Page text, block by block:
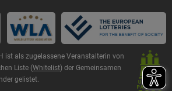
ist als zugelassene Veranstalterin von
Liste (Whitelist) der Gemeinsamen
gelistet.